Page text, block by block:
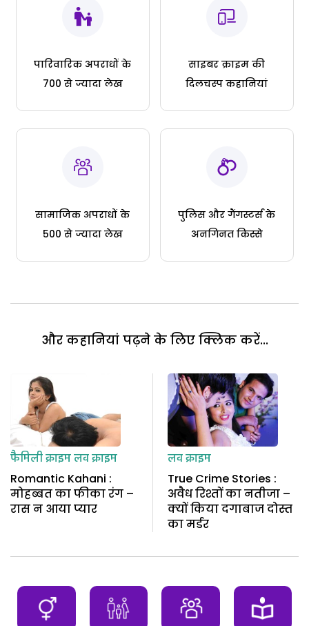
पारिवारिक अपराधों के
700 से ज्यादा लेख
साइबर क्राइम की
दिलचस्प कहानियां
सामाजिक अपराधों के
500 से ज्यादा लेख
पुलिस और गैंगस्टर्स के
अनगिनत किस्से
और कहानियां पढ़ने के लिए क्लिक करें...
फैमिली क्राइमलव क्राइम
Romantic Kahani :
मोहब्बत का फीका रंग –
रास न आया प्यार
लव क्राइम
True Crime Stories :
अवैध रिश्तों का नतीजा –
क्यों किया दगाबाज दोस्त
का मर्डर